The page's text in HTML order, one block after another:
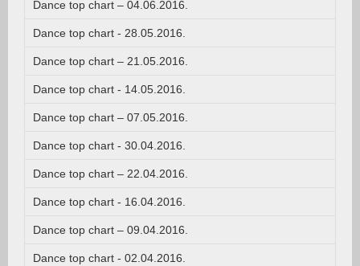
Dance top chart – 04.06.2016.
Dance top chart - 28.05.2016.
Dance top chart – 21.05.2016.
Dance top chart - 14.05.2016.
Dance top chart – 07.05.2016.
Dance top chart - 30.04.2016.
Dance top chart – 22.04.2016.
Dance top chart - 16.04.2016.
Dance top chart – 09.04.2016.
Dance top chart - 02.04.2016.